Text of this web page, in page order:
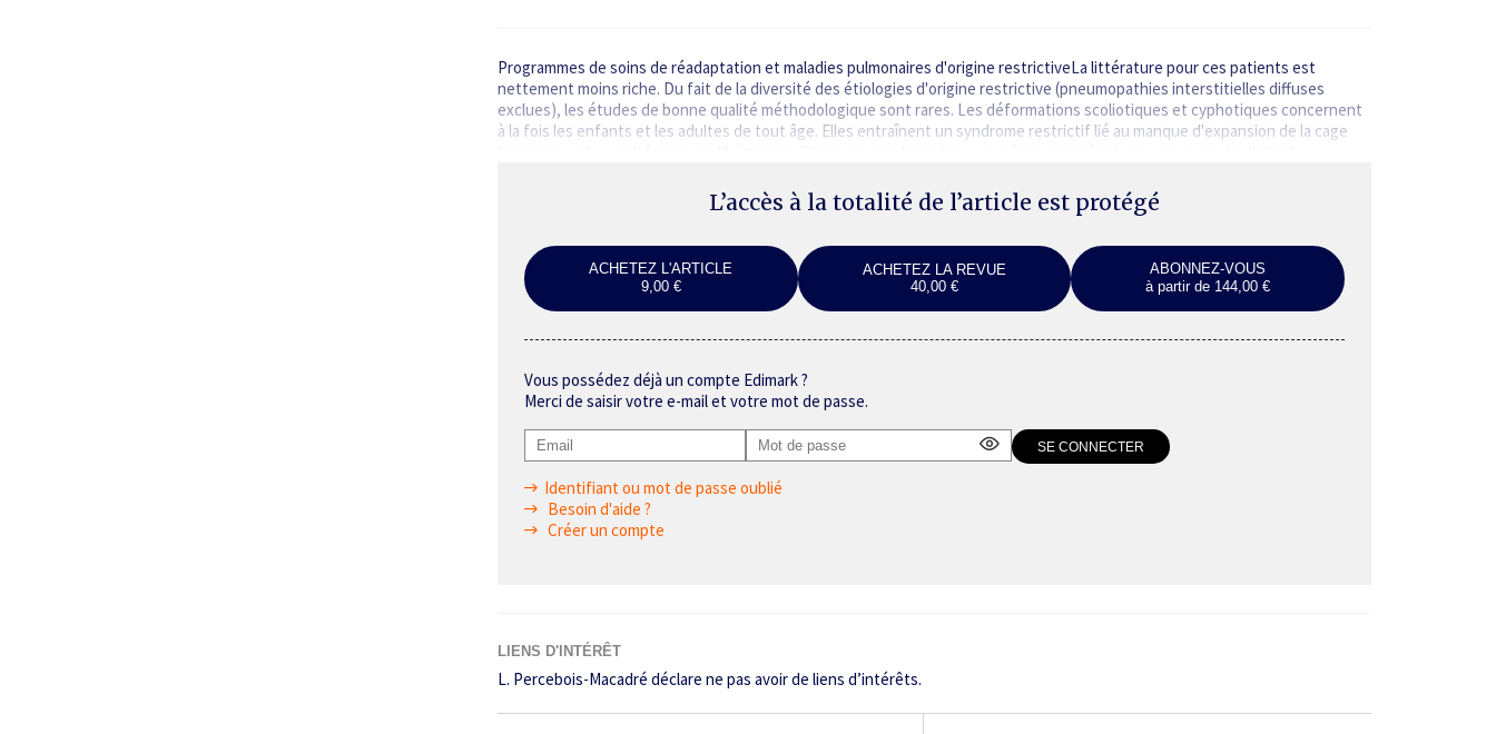
Programmes de soins de réadaptation et maladies pulmonaires d'origine restrictiveLa littérature pour ces patients est
nettement moins riche. Du fait de la diversité des étiologies d'origine restrictive (pneumopathies interstitielles diffuses
exclues), les études de bonne qualité méthodologique sont rares. Les déformations scoliotiques et cyphotiques concernent
à la fois les enfants et les adultes de tout âge. Elles entraînent un syndrome restrictif lié au manque d'expansion de la cage
L’accès à la totalité de l’article est protégé
ACHETEZ L'ARTICLE
9,00 €
ACHETEZ LA REVUE
40,00 €
ABONNEZ-VOUS
à partir de 144,00 €
Vous possédez déjà un compte Edimark ?
Merci de saisir votre e-mail et votre mot de passe.
Identifiant ou mot de passe oublié
Besoin d'aide ?
Créer un compte
LIENS D'INTÉRÊT
L. Percebois-Macadré déclare ne pas avoir de liens d’intérêts.